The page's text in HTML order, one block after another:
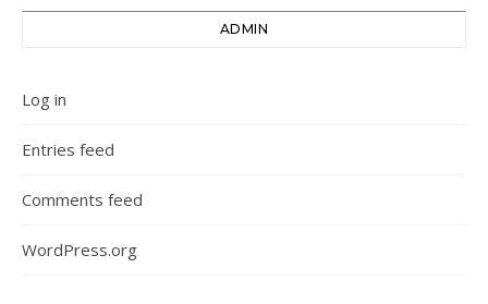
ADMIN
Log in
Entries feed
Comments feed
WordPress.org